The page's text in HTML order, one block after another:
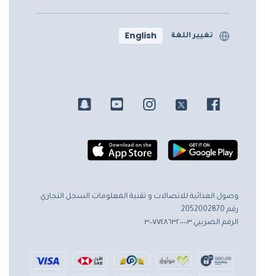
تغيير اللغة English
وصول الغذائية للاتصالات و تقنية المعلومات السجل التجاري
رقم 2052002870
الرقم الضريبي ٣٠٠٧٧٤٨٦٣٢٠٠٠٠٣